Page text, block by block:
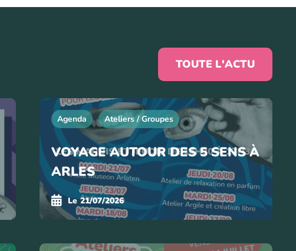
TOUTE L'ACTU
Agenda Ateliers / Groupes
VOYAGE AUTOUR DES 5 SENS À
ARLES
Le 21/07/2026